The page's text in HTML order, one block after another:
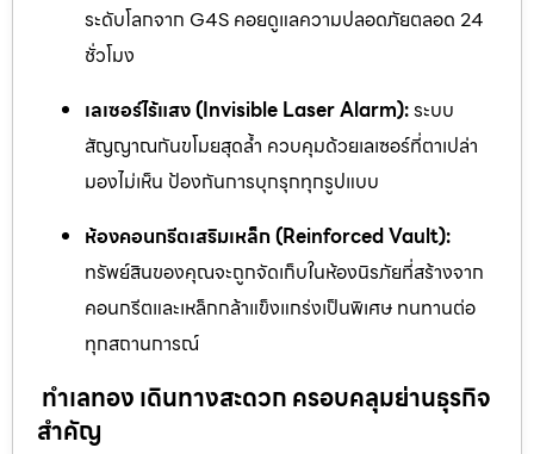
ระดับโลกจาก G4S คอยดูแลความปลอดภัยตลอด 24
ชั่วโมง
เลเซอร์ไร้แสง (Invisible Laser Alarm):ระบบ
สัญญาณกันขโมยสุดล้ำ ควบคุมด้วยเลเซอร์ที่ตาเปล่า
มองไม่เห็น ป้องกันการบุกรุกทุกรูปแบบ
ห้องคอนกรีตเสริมเหล็ก (Reinforced Vault):
ทรัพย์สินของคุณจะถูกจัดเก็บในห้องนิรภัยที่สร้างจาก
คอนกรีตและเหล็กกล้าแข็งแกร่งเป็นพิเศษ ทนทานต่อ
ทุกสถานการณ์
ทำเลทอง เดินทางสะดวก ครอบคลุมย่านธุรกิจ
สำคัญ